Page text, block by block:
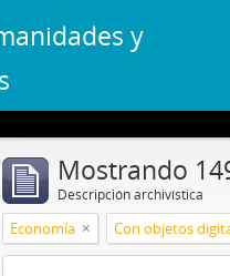
y
Mostrando
Descripción archivística
Economía Con objetos